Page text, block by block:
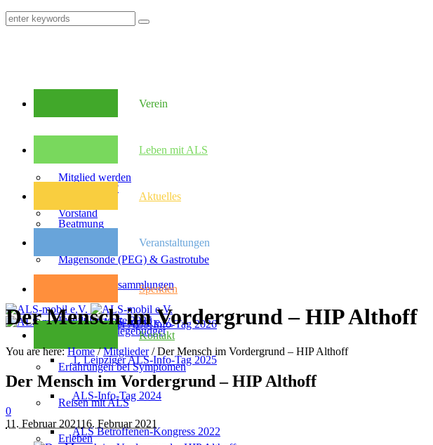
Verein
Mitglied werden
Vorstand
Mitglieder­versammlungen
Kondolenzseite 2025
Leben mit ALS
Was ist ALS?
Beatmung
Magensonde (PEG) & Gastrotube
Checkliste Pflegebudget
Erfahrungen bei Symptomen
Reisen mit ALS
Erleben
Aktuelles
Veranstaltungen
2. Leipziger ALS-Info-Tag 2026
1. Leipziger ALS-Info-Tag 2025
ALS-Info-Tag 2024
ALS Betroffenen-Kongress 2022
Spenden
Kontakt
Der Mensch im Vordergrund – HIP Althoff
You are here:Home /Mitglieder /Der Mensch im Vordergrund – HIP Althoff
Der Mensch im Vordergrund – HIP Althoff
0
11. Februar 202116. Februar 2021